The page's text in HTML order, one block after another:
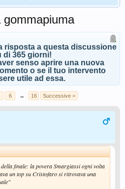
gommapiuma
risposta a questa discussione
di 365 giorni!
senso aprire una nuova
o se il tuo intervento
utile ad essa.
6 → 16 Successive >
finale: la povera Smargiassi ogni volta
un top su Cristofaro si ritrovava una